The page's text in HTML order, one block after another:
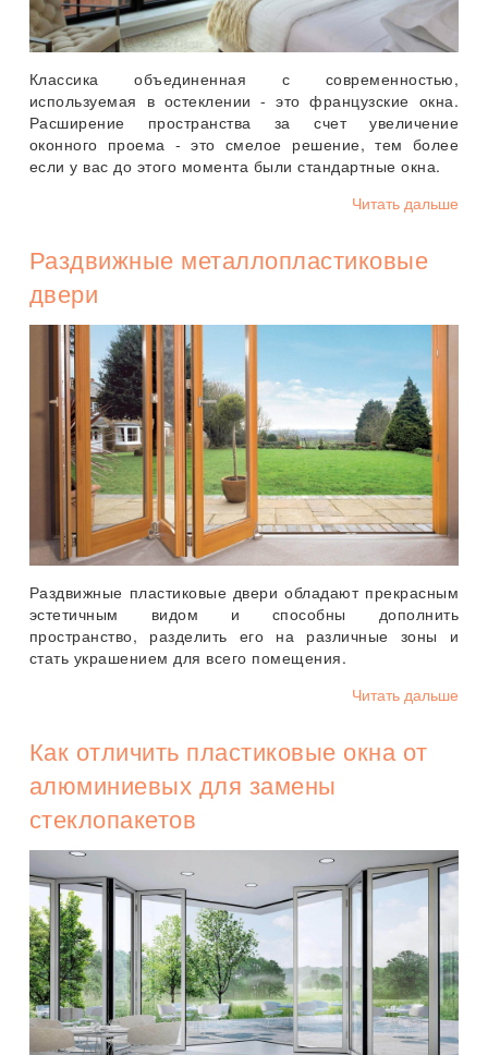
Классика объединенная с современностью,
используемая в остеклении - это французские окна.
Расширение пространства за счет увеличение
оконного проема - это смелое решение, тем более
если у вас до этого момента были стандартные окна.
Читать дальше
Раздвижные металлопластиковые
двери
Раздвижные пластиковые двери обладают прекрасным
эстетичным видом и способны дополнить
пространство, разделить его на различные зоны и
стать украшением для всего помещения.
Читать дальше
Как отличить пластиковые окна от
алюминиевых для замены
стеклопакетов